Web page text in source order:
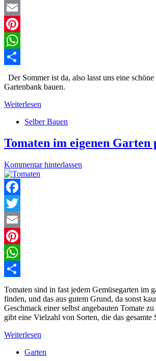
Twitter
Email
Pinterest
WhatsApp
Teilen
Der Sommer ist da, also lasst uns eine
Gartenbank bauen.
Weiterlesen
Selber Bauen
Tomaten im eigenen Garten
Kommentar hinterlassen
Facebook
Twitter
Email
Pinterest
WhatsApp
Teilen
Tomaten sind in fast jedem Gemüsegarten im
finden, und das aus gutem Grund, da sonst
Geschmack einer selbst angebauten Tomate
gibt eine Vielzahl von Sorten, die das
Weiterlesen
Garten